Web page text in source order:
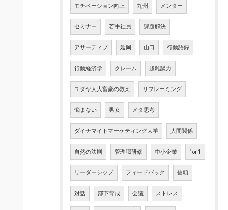
モチベーション向上 九州 メンター
セミナー 若手社員 課題解決
アサーティブ 延岡 山口 行動語録
行動経済学 クレーム 超雑談力
ユダヤ人大富豪の教え リフレーミング
悩まない 男女 メタ思考
ダイナマイトマーケティング大学 人間関係
自然の法則 管理職研修 中小企業 1on1
リーダーシップ フィードバック 信頼
対話 部下育成 会議 ストレス